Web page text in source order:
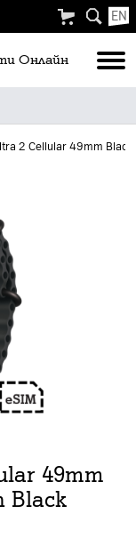
EN
Oнлайн
2 Cellular 49mm
49mm
Black